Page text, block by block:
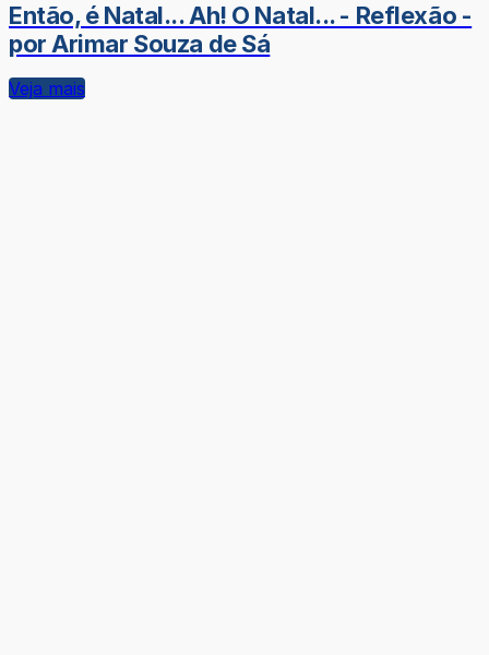
Então, é Natal... Ah! O Natal... - Reflexão -
por Arimar Souza de Sá
Veja mais